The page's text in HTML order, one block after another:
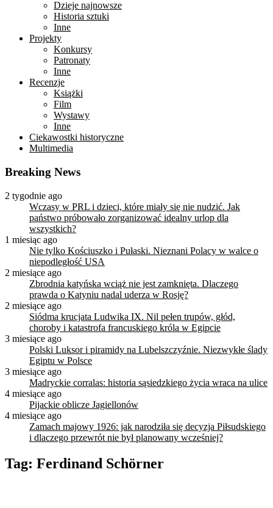
Dzieje najnowsze
Historia sztuki
Inne
Projekty
Konkursy
Patronaty
Inne
Recenzje
Książki
Film
Wystawy
Inne
Ciekawostki historyczne
Multimedia
Breaking News
2 tygodnie ago
Wczasy w PRL i dzieci, które miały się nie nudzić. Jak
państwo próbowało zorganizować idealny urlop dla
wszystkich?
1 miesiąc ago
Nie tylko Kościuszko i Pułaski. Nieznani Polacy w walce o
niepodległość USA
2 miesiące ago
Zbrodnia katyńska wciąż nie jest zamknięta. Dlaczego
prawda o Katyniu nadal uderza w Rosję?
2 miesiące ago
Siódma krucjata Ludwika IX. Nil pełen trupów, głód,
choroby i katastrofa francuskiego króla w Egipcie
3 miesiące ago
Polski Luksor i piramidy na Lubelszczyźnie. Niezwykłe ślady
Egiptu w Polsce
3 miesiące ago
Madryckie corralas: historia sąsiedzkiego życia wraca na ulice
4 miesiące ago
Pijackie oblicze Jagiellonów
4 miesiące ago
Zamach majowy 1926: jak narodziła się decyzja Piłsudskiego
i dlaczego przewrót nie był planowany wcześniej?
Tag: Ferdinand Schörner